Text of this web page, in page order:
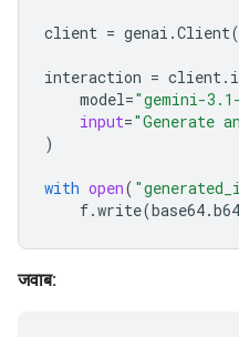
client = genai .Client
interaction = client.
model="gemini-
input="Generate
)
with open(
f.write(base64.
जवाब: